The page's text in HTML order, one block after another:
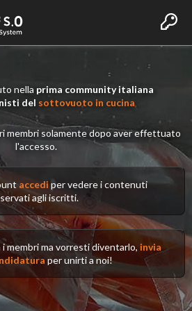
nella prima community italiana
del sottovuoto in cucina
membri solamente dopo aver effettuato
l'accesso.
accedi per vedere i contenuti
agli iscritti.
membri ma vorresti diventarlo, invia
per unirti a noi!